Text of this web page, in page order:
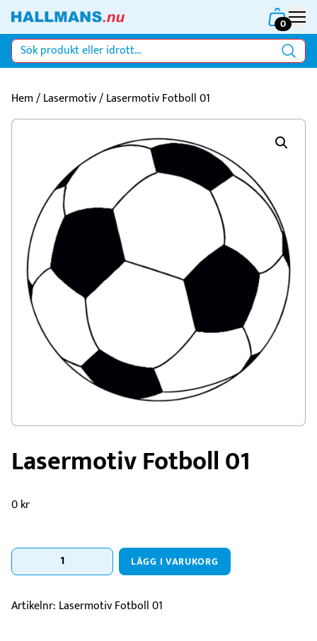
0
Hem/Lasermotiv/ Lasermotiv Fotboll 01
Lasermotiv Fotboll 01
0kr
Lasermotiv
Fotboll
mängd
LÄGG I VARUKORG
Artikelnr: Lasermotiv Fotboll 01